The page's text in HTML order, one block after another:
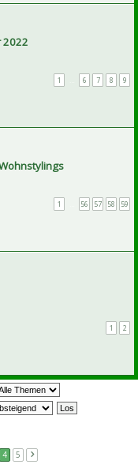
2022
1 6 7 8 9
1 56 57 58 59
1 2
4 5